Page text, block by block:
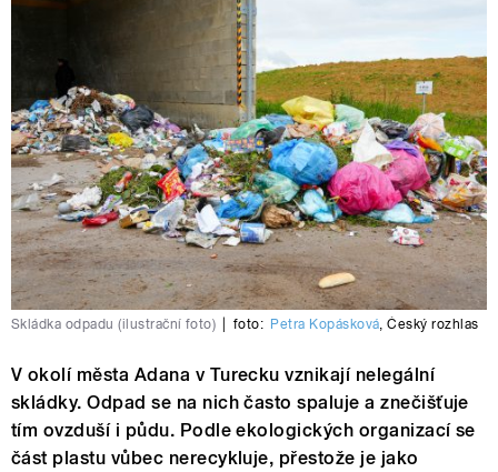
Skládka odpadu (ilustrační foto) foto: Petra Kopásková,Český rozhlas
V okolí města Adana v Turecku vznikají nelegální
skládky. Odpad se na nich často spaluje a znečišťuje
tím ovzduší i půdu. Podle ekologických organizací se
část plastu vůbec nerecykluje, přestože je jako